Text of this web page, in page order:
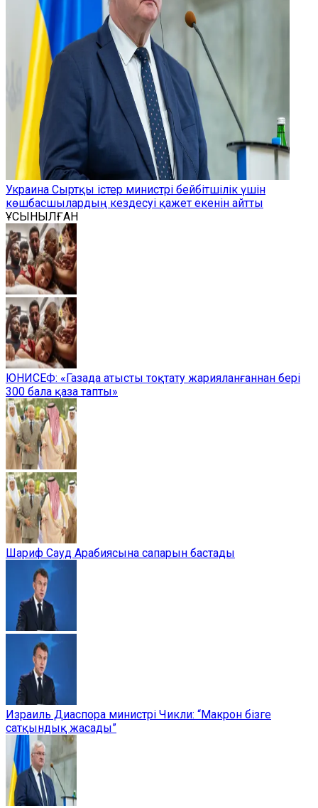
Украина Сыртқы істер министрі бейбітшілік үшін
көшбасшылардың кездесуі қажет екенін айтты
ҰСЫНЫЛҒАН
ЮНИСЕФ: «Газада атысты тоқтату жарияланғаннан бері
300 бала қаза тапты»
Шариф Сауд Арабиясына сапарын бастады
Израиль Диаспора министрі Чикли: “Макрон бізге
сатқындық жасады”